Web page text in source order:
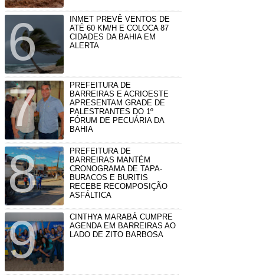
INMET PREVÊ VENTOS DE
ATÉ 60 KM/H E COLOCA 87
CIDADES DA BAHIA EM
ALERTA
PREFEITURA DE
BARREIRAS E ACRIOESTE
APRESENTAM GRADE DE
PALESTRANTES DO 1º
FÓRUM DE PECUÁRIA DA
BAHIA
PREFEITURA DE
BARREIRAS MANTÉM
CRONOGRAMA DE TAPA-
BURACOS E BURITIS
RECEBE RECOMPOSIÇÃO
ASFÁLTICA
CINTHYA MARABÁ CUMPRE
AGENDA EM BARREIRAS AO
LADO DE ZITO BARBOSA